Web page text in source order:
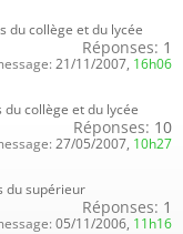
du collège et du lycée
Réponses: 1
21/11/2007, 16h06
collège et du lycée
Réponses: 10
27/05/2007, 10h27
du supérieur
Réponses: 1
05/11/2006, 11h16